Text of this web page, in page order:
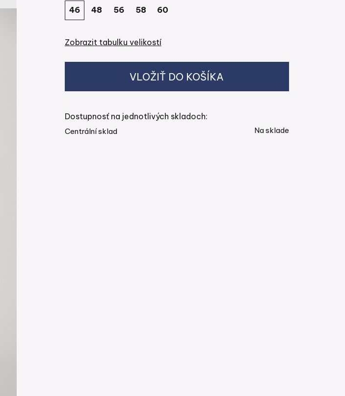
46
48 56 58 60
Zobrazit tabulku velikostí
Dostupnosť na jednotlivých skladoch:
Centrální sklad Na sklade